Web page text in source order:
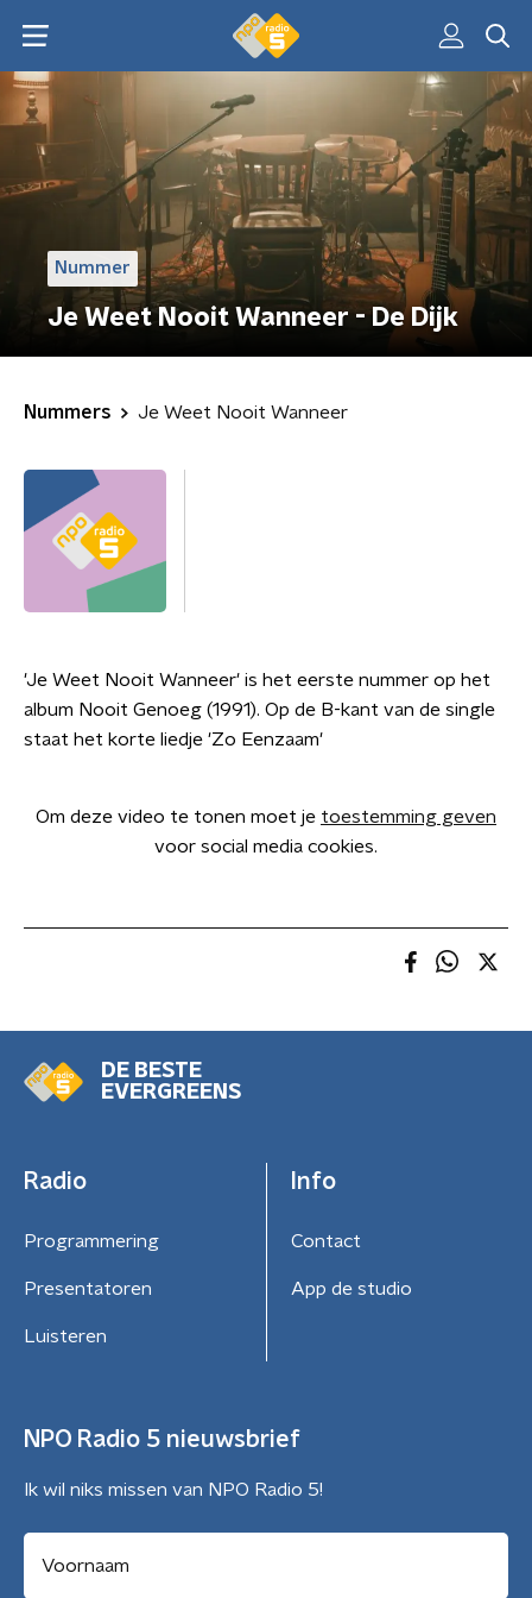
Nummer
Je Weet Nooit Wanneer - De Dijk
Nummers Je Weet Nooit Wanneer
'Je Weet Nooit Wanneer' is het eerste nummer op het
album Nooit Genoeg (1991). Op de B-kant van de single
staat het korte liedje 'Zo Eenzaam'
Om deze video te tonen moet je toestemming geven
voor social media cookies.
DE BESTE
EVERGREENS
Radio
Programmering
Presentatoren
Luisteren
Info
Contact
App de studio
NPO Radio 5 nieuwsbrief
Ik wil niks missen van NPO Radio 5!